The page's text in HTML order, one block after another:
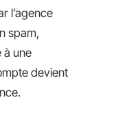
l’agence
spam,
à une
devient